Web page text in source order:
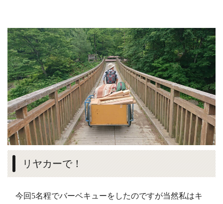
リヤカーで！
今回5名程でバーベキューをしたのですが当然私はキ